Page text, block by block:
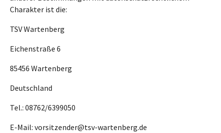
Charakter ist die:
TSV Wartenberg
Eichenstraße 6
85456 Wartenberg
Deutschland
Tel.: 08762/6399050
E-Mail: vorsitzender@tsv-wartenberg.de